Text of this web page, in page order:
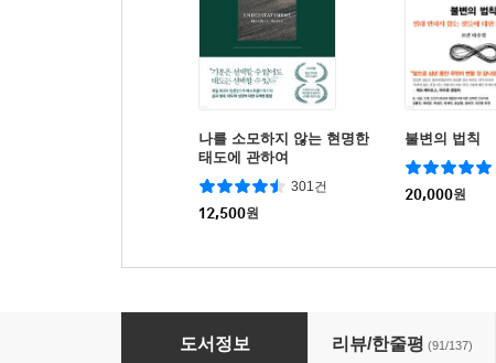
나를 소모하지 않는 현명한
태도에 관하여
301건
12,500원
불변의 법칙
20,000원
찌그러져도 동그라미입니다
도서정보 리뷰/한줄평 (91/137)